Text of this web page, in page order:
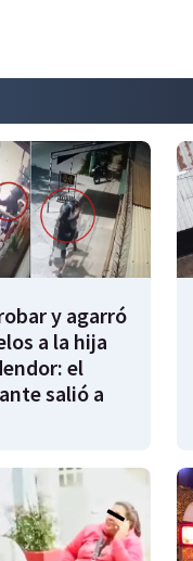
y agarró
a la hija
el
salió a